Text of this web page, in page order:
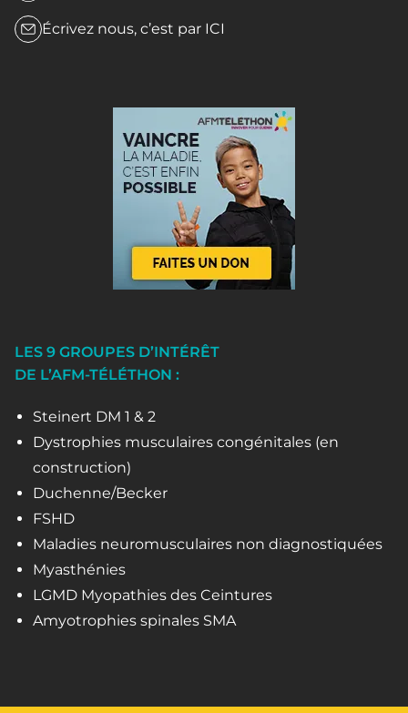
Écrivez nous, c’est par ICI
LES 9 GROUPES D’INTÉRÊT
DE L’AFM-TÉLÉTHON :
Steinert DM 1 & 2
Dystrophies musculaires congénitales (en
construction)
Duchenne/Becker
FSHD
Maladies neuromusculaires non diagnostiquées
Myasthénies
LGMD Myopathies des Ceintures
Amyotrophies spinales SMA